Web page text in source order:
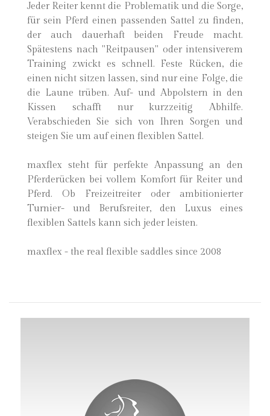
Jeder Reiter kennt die Problematik und die Sorge,
für sein Pferd einen passenden Sattel zu finden,
der auch dauerhaft beiden Freude macht.
Spätestens nach "Reitpausen" oder intensiverem
Training zwickt es schnell. Feste Rücken, die
einen nicht sitzen lassen, sind nur eine Folge, die
die Laune trüben. Auf- und Abpolstern in den
Kissen schafft nur kurzzeitig Abhilfe.
Verabschieden Sie sich von Ihren Sorgen und
steigen Sie um auf einen flexiblen Sattel.
maxflex steht für perfekte Anpassung an den
Pferderücken bei vollem Komfort für Reiter und
Pferd. Ob Freizeitreiter oder ambitionierter
Turnier- und Berufsreiter, den Luxus eines
flexiblen Sattels kann sich jeder leisten.
maxflex - the real flexible saddles since 2008